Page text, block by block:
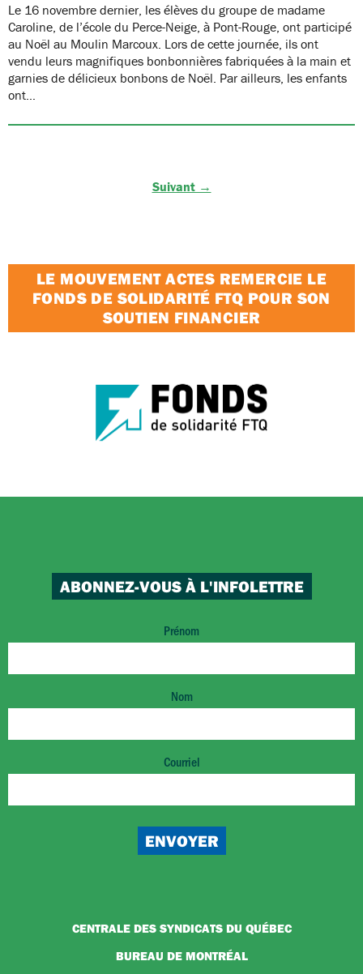
Le 16 novembre dernier, les élèves du groupe de madame
Caroline, de l’école du Perce-Neige, à Pont-Rouge, ont participé
au Noël au Moulin Marcoux. Lors de cette journée, ils ont
vendu leurs magnifiques bonbonnières fabriquées à la main et
garnies de délicieux bonbons de Noël. Par ailleurs, les enfants
ont…
Suivant →
LE MOUVEMENT ACTES REMERCIE LE
FONDS DE SOLIDARITÉ FTQ POUR SON
SOUTIEN FINANCIER
ABONNEZ-VOUS À L'INFOLETTRE
Prénom
Nom
Courriel
CENTRALE DES SYNDICATS DU QUÉBEC
BUREAU DE MONTRÉAL